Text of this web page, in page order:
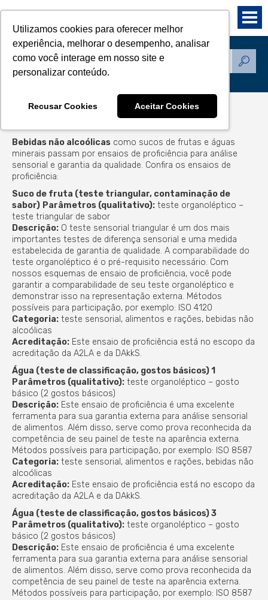
Utilizamos cookies para oferecer melhor
experiência, melhorar o desempenho, analisar
como você interage em nosso site e
personalizar conteúdo.
Recusar Cookies Aceitar Cookies
Produtos
bebidas não alcoólicas
Bebidas não alcoólicas como sucos de frutas e águas
minerais passam por ensaios de proficiência para análise
sensorial e garantia da qualidade. Confira os ensaios de
proficiência:
Suco de fruta (teste triangular, contaminação de
sabor) Parâmetros (qualitativo): teste organoléptico –
teste triangular de sabor
Descrição: O teste sensorial triangular é um dos mais
importantes testes de diferença sensorial e uma medida
estabelecida de garantia de qualidade. A comparabilidade do
teste organoléptico é o pré-requisito necessário. Com
nossos esquemas de ensaio de proficiência, você pode
garantir a comparabilidade de seu teste organoléptico e
demonstrar isso na representação externa. Métodos
possíveis para participação, por exemplo: ISO 4120
Categoria: teste sensorial, alimentos e rações, bebidas não
alcoólicas
Acreditação: Este ensaio de proficiência está no escopo da
acreditação da A2LA e da DAkkS.
Água (teste de classificação, gostos básicos) 1
Parâmetros (qualitativo): teste organoléptico – gosto
básico (2 gostos básicos)
Descrição: Este ensaio de proficiência é uma excelente
ferramenta para sua garantia externa para análise sensorial
de alimentos. Além disso, serve como prova reconhecida da
competência de seu painel de teste na aparência externa.
Métodos possíveis para participação, por exemplo: ISO 8587
Categoria: teste sensorial, alimentos e rações, bebidas não
alcoólicas
Acreditação: Este ensaio de proficiência está no escopo da
acreditação da A2LA e da DAkkS.
Água (teste de classificação, gostos básicos) 3
Parâmetros (qualitativo): teste organoléptico – gosto
básico (2 gostos básicos)
Descrição: Este ensaio de proficiência é uma excelente
ferramenta para sua garantia externa para análise sensorial
de alimentos. Além disso, serve como prova reconhecida da
competência de seu painel de teste na aparência externa.
Métodos possíveis para participação, por exemplo: ISO 8587